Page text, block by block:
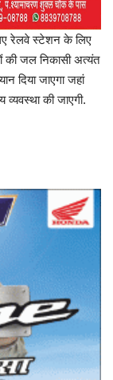
रेलवे स्टेशन के लिए
की जल निकासी अत्यंत
दिया जाएगा जहां
की जाएगी.